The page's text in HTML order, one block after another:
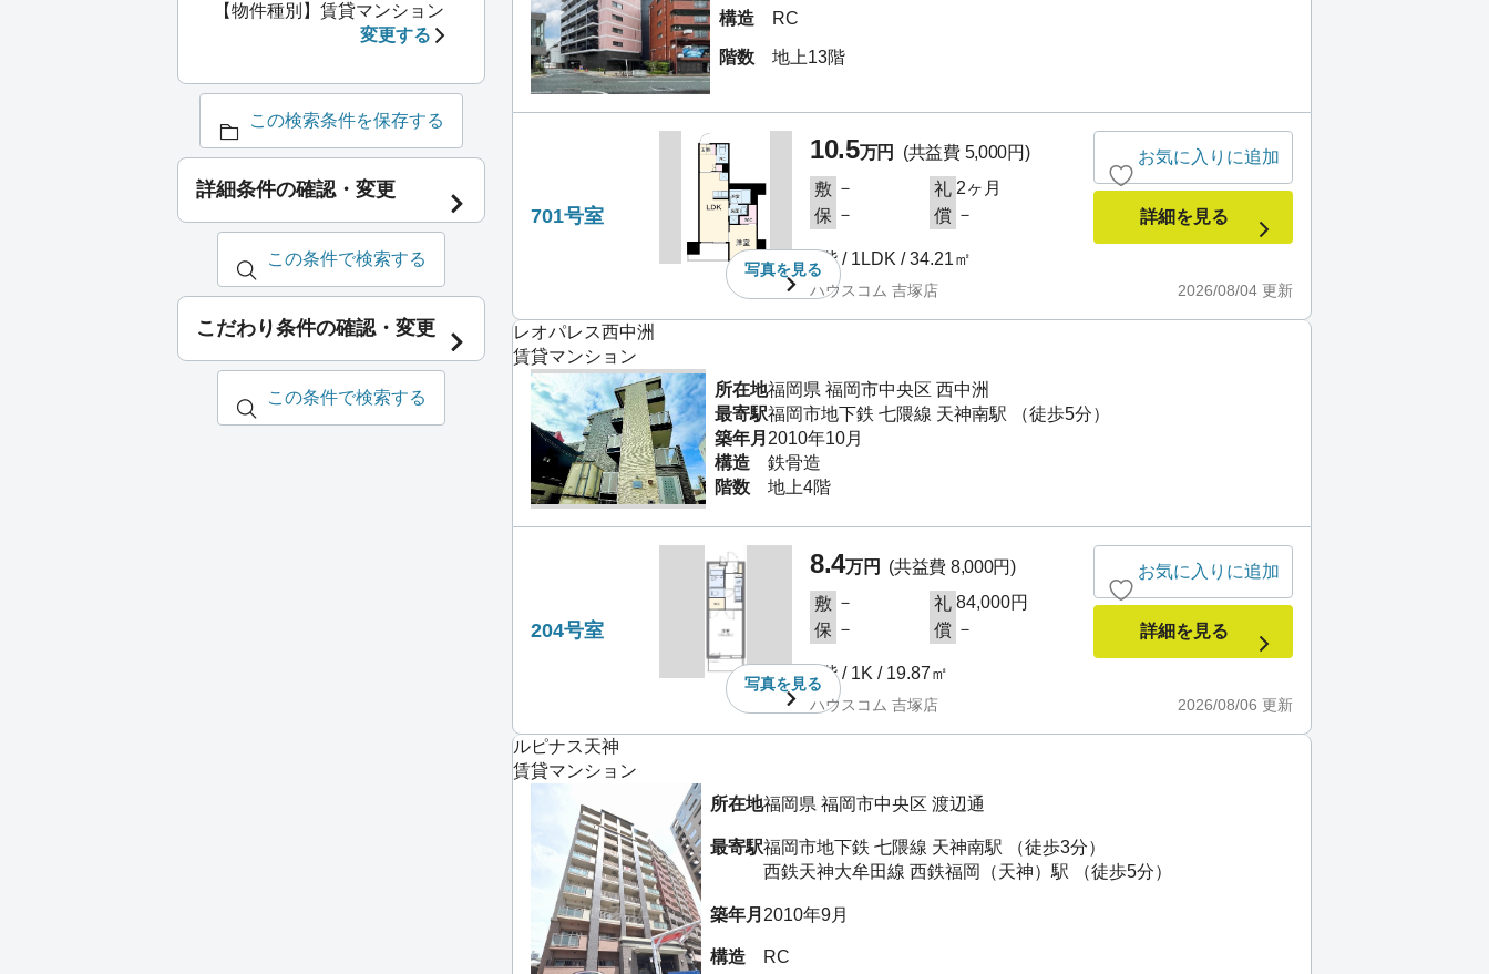
構造 RC
階数 地上13階
701号室
写真を見る
10.5万円
(共益費 5,000円)
敷 － 礼 2ヶ月
保 － 償 －
7階 / 1LDK / 34.21㎡
2026/08/04 更新
ハウスコム 吉塚店
お気に入りに追加
詳細を見る
レオパレス西中洲
賃貸マンション
所在地福岡県 福岡市中央区 西中洲
最寄駅福岡市地下鉄 七隈線 天神南駅 （徒歩5分）
築年月 2010年10月
構造
鉄骨造
階数
地上4階
204号室
写真を見る
8.4万円
(共益費 8,000円)
敷 － 礼 84,000円
保 － 償 －
2階 / 1K / 19.87㎡
2026/08/06 更新
ハウスコム 吉塚店
お気に入りに追加
詳細を見る
ルピナス天神
賃貸マンション
所在地福岡県 福岡市中央区 渡辺通
最寄駅福岡市地下鉄 七隈線 天神南駅 （徒歩3分）
西鉄天神大牟田線 西鉄福岡（天神）駅 （徒歩5分）
築年月 2010年9月
構造 RC
【物件種別】賃貸マンション
変更する
この検索条件を保存する
詳細条件の確認・変更
この条件で検索する
こだわり条件の確認・変更
この条件で検索する